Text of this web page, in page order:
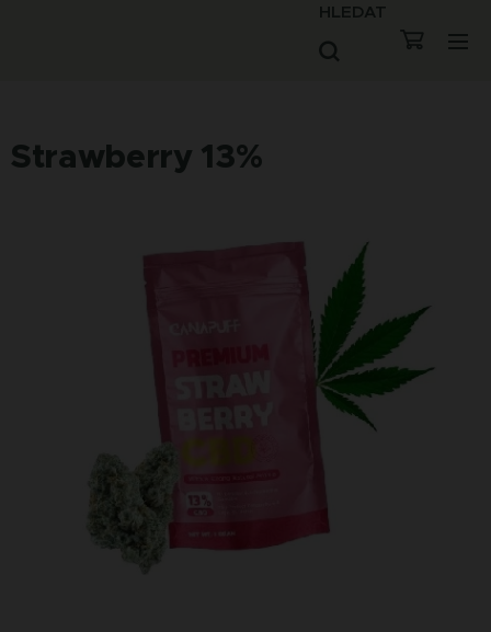
HLEDAT
Strawberry 13%